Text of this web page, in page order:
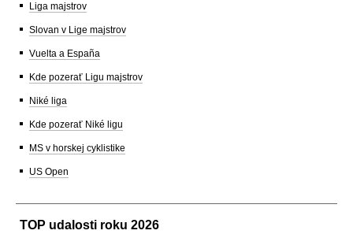
Liga majstrov
Slovan v Lige majstrov
Vuelta a España
Kde pozerať Ligu majstrov
Niké liga
Kde pozerať Niké ligu
MS v horskej cyklistike
US Open
TOP udalosti roku 2026